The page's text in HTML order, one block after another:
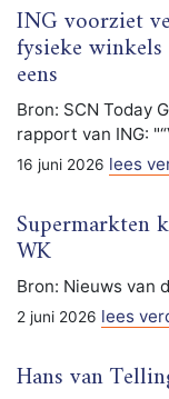
ING voorziet
fysieke
eens
Bron: SCN Today
rapport van ING:
16 juni 2026 lees
Supermarkten
WK
Bron: Nieuws van
2 juni 2026 lees
Hans van